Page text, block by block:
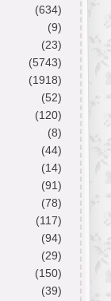
(634)
(9)
(23)
(5743)
(1918)
(52)
(120)
(8)
(44)
(14)
(91)
(78)
(117)
(94)
(29)
(150)
(39)